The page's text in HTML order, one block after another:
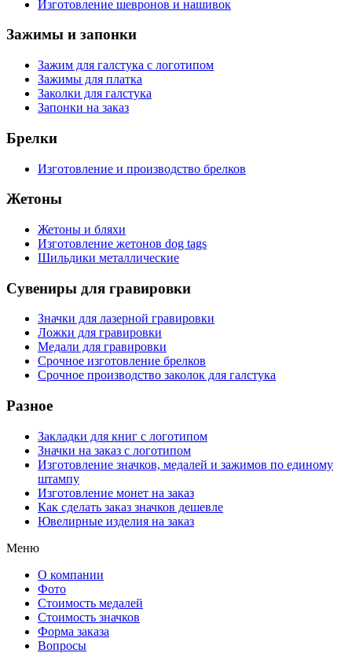
Изготовление шевронов и нашивок
Зажимы и запонки
Зажим для галстука с логотипом
Зажимы для платка
Заколки для галстука
Запонки на заказ
Брелки
Изготовление и производство брелков
Жетоны
Жетоны и бляхи
Изготовление жетонов dog tags
Шильдики металлические
Сувениры для гравировки
Значки для лазерной гравировки
Ложки для гравировки
Медали для гравировки
Срочное изготовление брелков
Срочное производство заколок для галстука
Разное
Закладки для книг с логотипом
Значки на заказ с логотипом
Изготовление значков, медалей и зажимов по единому
штампу
Изготовление монет на заказ
Как сделать заказ значков дешевле
Ювелирные изделия на заказ
Меню
О компании
Фото
Стоимость медалей
Стоимость значков
Форма заказа
Вопросы